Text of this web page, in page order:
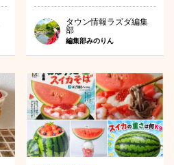
タウン情報ラズダ編集
部
編集部みのりん